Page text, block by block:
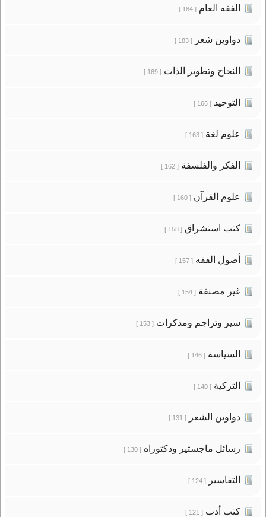
الفقه العام[ 184 ]
دواوين شعر[ 183 ]
النجاح وتطوير الذات[ 169 ]
التوحيد[ 166 ]
علوم لغة[ 163 ]
الفكر والفلسفة[ 162 ]
علوم القرآن[ 160 ]
كتب استشراق[ 158 ]
أصول الفقه[ 157 ]
غير مصنفة[ 154 ]
سير وتراجم ومذكرات[ 153 ]
السياسة[ 146 ]
التزكية[ 140 ]
دواوين الشعر[ 131 ]
رسائل ماجستير ودكتوراه[ 130 ]
التفاسير[ 124 ]
كتب أدب[ 121 ]